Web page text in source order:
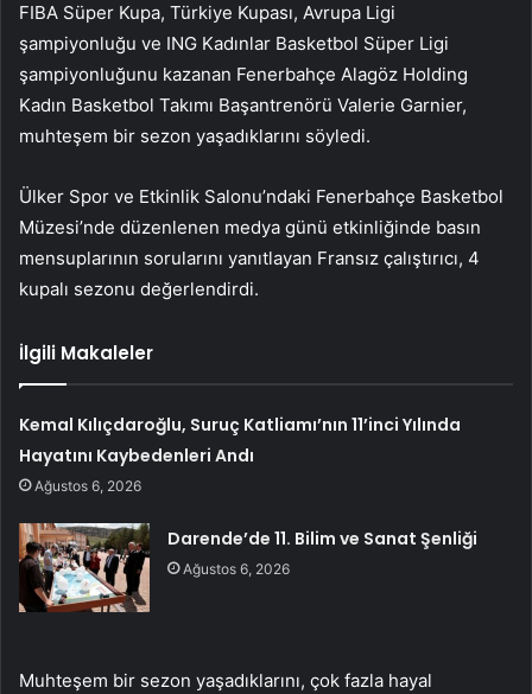
FIBA Süper Kupa, Türkiye Kupası, Avrupa Ligi
şampiyonluğu ve ING Kadınlar Basketbol Süper Ligi
şampiyonluğunu kazanan Fenerbahçe Alagöz Holding
Kadın Basketbol Takımı Başantrenörü Valerie Garnier,
muhteşem bir sezon yaşadıklarını söyledi.
Ülker Spor ve Etkinlik Salonu’ndaki Fenerbahçe Basketbol
Müzesi’nde düzenlenen medya günü etkinliğinde basın
mensuplarının sorularını yanıtlayan Fransız çalıştırıcı, 4
kupalı sezonu değerlendirdi.
İlgili Makaleler
Kemal Kılıçdaroğlu, Suruç Katliamı’nın 11’inci Yılında
Hayatını Kaybedenleri Andı
Ağustos 6, 2026
Darende’de 11. Bilim ve Sanat Şenliği
Ağustos 6, 2026
Muhteşem bir sezon yaşadıklarını, çok fazla hayal